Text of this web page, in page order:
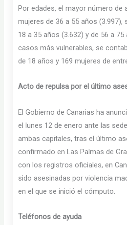
Por edades, el mayor número de
mujeres de 36 a 55 años (3.997),
18 a 35 años (3.632) y de 56 a
casos más vulnerables, se
de 18 años y 169 mujeres de
Acto de repulsa por el último
El Gobierno de Canarias ha
el lunes 12 de enero ante las
ambas capitales, tras el último
confirmado en Las Palmas de
con los registros oficiales, en
sido asesinadas por violencia
en el que se inició el cómputo.
Teléfonos de ayuda